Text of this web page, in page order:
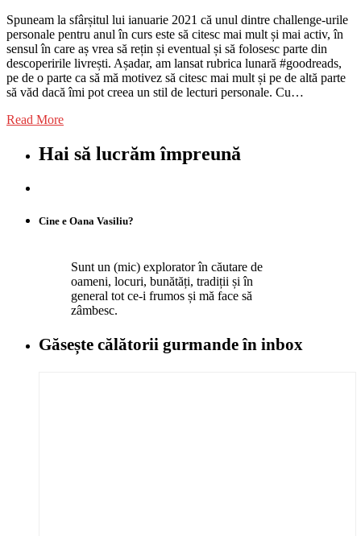
Spuneam la sfârșitul lui ianuarie 2021 că unul dintre challenge-urile
personale pentru anul în curs este să citesc mai mult și mai activ, în
sensul în care aș vrea să rețin și eventual și să folosesc parte din
descoperirile livrești. Așadar, am lansat rubrica lunară #goodreads,
pe de o parte ca să mă motivez să citesc mai mult și pe de altă parte
să văd dacă îmi pot creea un stil de lecturi personale. Cu…
Read More
Hai să lucrăm împreună
Cine e Oana Vasiliu?
Sunt un (mic) explorator în căutare de
oameni, locuri, bunătăți, tradiții și în
general tot ce-i frumos și mă face să
zâmbesc.
Găsește călătorii gurmandeîn inbox